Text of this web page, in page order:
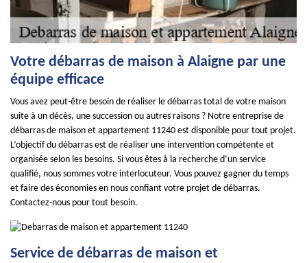
Votre débarras de maison à Alaigne par une
équipe efficace
Vous avez peut-être besoin de réaliser le débarras total de votre maison
suite à un décès, une succession ou autres raisons ? Notre entreprise de
débarras de maison et appartement 11240 est disponible pour tout projet.
L’objectif du débarras est de réaliser une intervention compétente et
organisée selon les besoins. Si vous êtes à la recherche d’un service
qualifié, nous sommes votre interlocuteur. Vous pouvez gagner du temps
et faire des économies en nous confiant votre projet de débarras.
Contactez-nous pour tout besoin.
Service de débarras de maison et